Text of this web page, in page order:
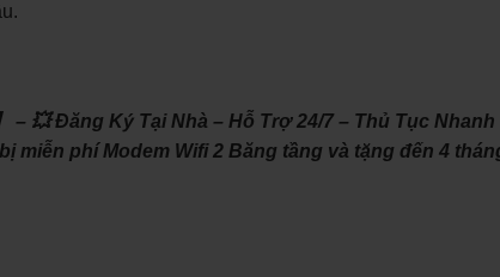
– 💥 Đăng Ký Tại Nhà – Hỗ Trợ 24/7 – Thủ Tục Nhanh
miễn phí Modem Wifi 2 Băng tầng và tặng đến 4